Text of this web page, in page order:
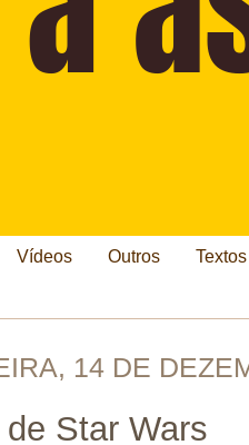
Vídeos Outros
14 DE
Star Wars